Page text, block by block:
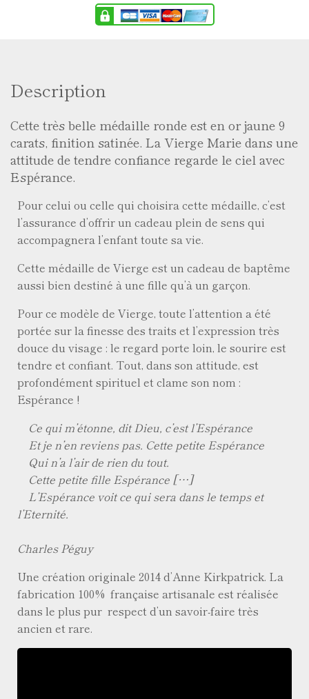
Description
Cette très belle médaille ronde est en or jaune 9
carats, finition satinée. La Vierge Marie dans une
attitude de tendre confiance regarde le ciel avec
Espérance.
Pour celui ou celle qui choisira cette médaille, c’est
l’assurance d’offrir un cadeau plein de sens qui
accompagnera l’enfant toute sa vie.
Cette médaille de Vierge est un cadeau de baptême
aussi bien destiné à une fille qu’à un garçon.
Pour ce modèle de Vierge, toute l’attention a été
portée sur la finesse des traits et l’expression très
douce du visage : le regard porte loin, le sourire est
tendre et confiant. Tout, dans son attitude, est
profondément spirituel et clame son nom :
Espérance !
Ce qui m’étonne, dit Dieu, c’est l’Espérance
Et je n’en reviens pas. Cette petite Espérance
Qui n’a l’air de rien du tout.
Cette petite fille Espérance […]
L’Espérance voit ce qui sera dans le temps et
l’Eternité.
Charles Péguy
Une création originale 2014 d’Anne Kirkpatrick. La
fabrication 100% française artisanale est réalisée
dans le plus pur respect d’un savoir-faire très
ancien et rare.